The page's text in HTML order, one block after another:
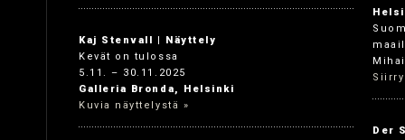
Kaj Stenvall | Näyttely
Kevät on tulossa
5.11. – 30.11.2025
Galleria Bronda, Helsinki
Kuvia näyttelystä »
Der